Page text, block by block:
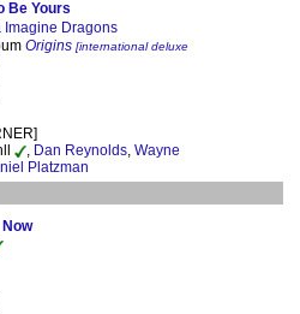
Be Yours
Imagine Dragons
Origins [international deluxe
, Dan Reynolds, Wayne
Platzman
Now